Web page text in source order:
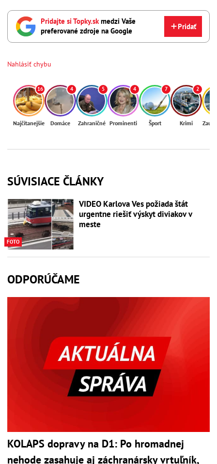
Pridajte si Topky.skmedzi Vaše
preferované zdroje na Google
Pridať
Nahlásiť chybu
16
Najčítanejšie
4
Domáce
5
Zahraničné
4
Prominenti
7
Šport
2
Krimi
SÚVISIACE ČLÁNKY
FOTO
VIDEO Karlova Ves požiada štát
urgentne riešiť výskyt diviakov v
meste
ODPORÚČAME
KOLAPS dopravy na D1: Po hromadnej
nehode zasahuje aj záchranársky vrtuľník,